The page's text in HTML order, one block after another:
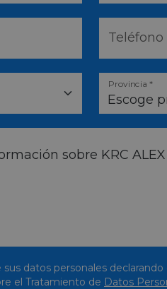
Provincia *
datos personales
el Tratamiento de Datos